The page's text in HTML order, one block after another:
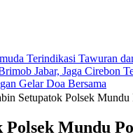
Terindikasi Tawuran
Jabar, Jaga Cirebon
Gelar Doa Bersama
Setupatok Polsek Mundu
Mundu